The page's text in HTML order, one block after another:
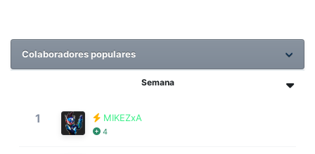
Colaboradores populares
Semana
1 MIKEZxA
4